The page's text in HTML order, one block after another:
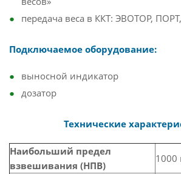
передача веса в ККТ: ЭВОТОР,
Подключаемое оборудование:
выносной индикатор
дозатор
Технические
Наибольший предел
взвешивания (НПВ)
1000